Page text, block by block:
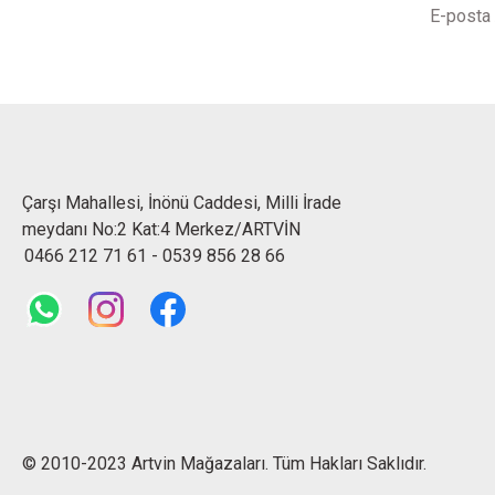
Çarşı Mahallesi, İnönü Caddesi, Milli İrade
meydanı No:2 Kat:4 Merkez/ARTVİN
0466 212 71 61 - 0539 856 28 66
© 2010-2023 Artvin Mağazaları. Tüm Hakları Saklıdır.